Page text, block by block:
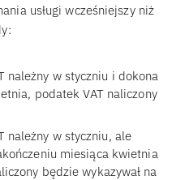
usługi wcześniejszy niż
należny w styczniu i dokona
podatek VAT naliczony
należny w styczniu, ale
miesiąca kwietnia
będzie wykazywał na